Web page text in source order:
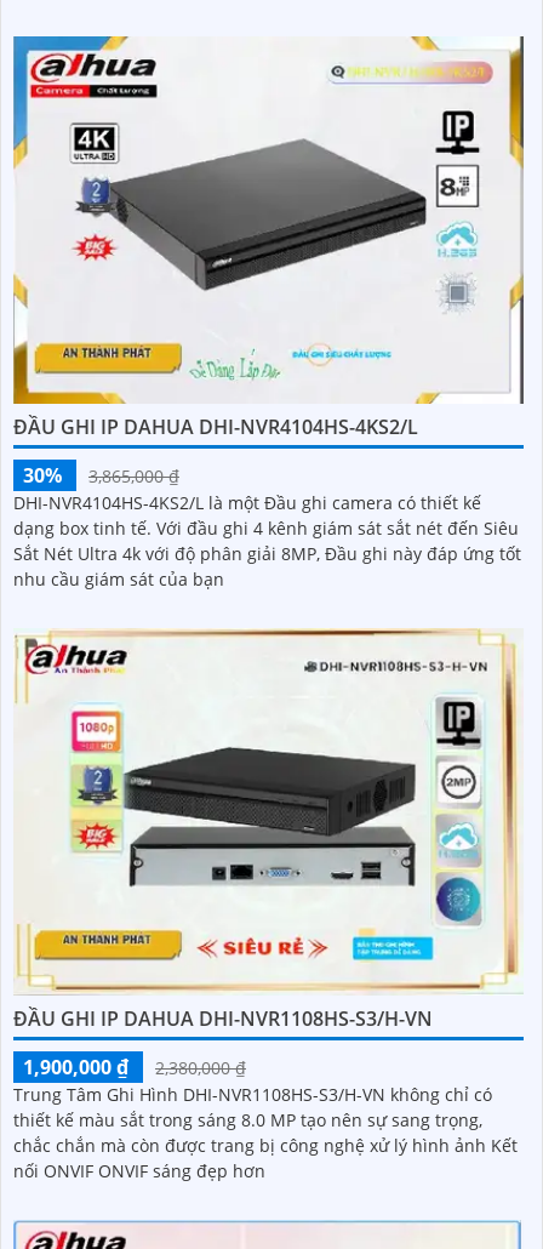
ĐẦU GHI IP DAHUA DHI-NVR4104HS-4KS2/L
30%
3,865,000 ₫
DHI-NVR4104HS-4KS2/L là một Đầu ghi camera có thiết kế
dạng box tinh tế. Với đầu ghi 4 kênh giám sát sắt nét đến Siêu
Sắt Nét Ultra 4k với độ phân giải 8MP, Đầu ghi này đáp ứng tốt
nhu cầu giám sát của bạn
ĐẦU GHI IP DAHUA DHI-NVR1108HS-S3/H-VN
1,900,000 ₫
2,380,000 ₫
Trung Tâm Ghi Hình DHI-NVR1108HS-S3/H-VN không chỉ có
thiết kế màu sắt trong sáng 8.0 MP tạo nên sự sang trọng,
chắc chắn mà còn được trang bị công nghệ xử lý hình ảnh Kết
nối ONVIF ONVIF sáng đẹp hơn